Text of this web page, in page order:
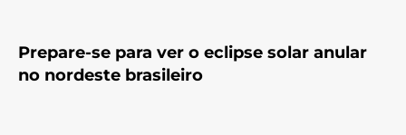
Prepare-se para ver o eclipse solar anular
no nordeste brasileiro